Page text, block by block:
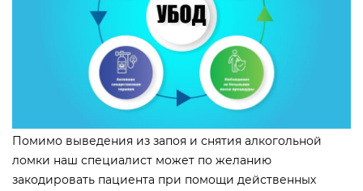
Помимо выведения из запоя и снятия алкогольной
ломки наш специалист может по желанию
закодировать пациента при помощи действенных